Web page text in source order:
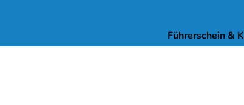
Führerschein &